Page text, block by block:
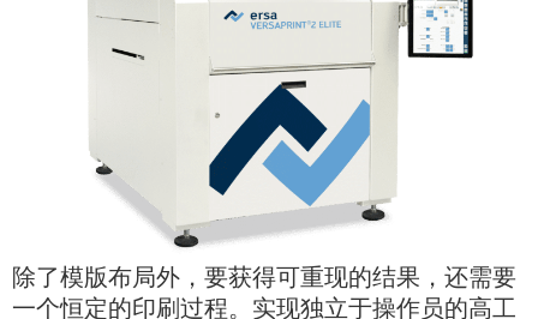
除了模版布局外，要获得可重现的结果，还需要
一个恒定的印刷过程。实现独立于操作员的高工